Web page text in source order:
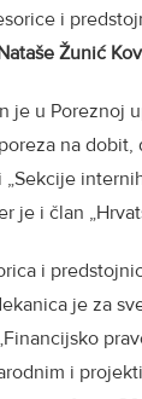
i
Žunić
je u Poreznoj
na
je i član
i
je za
i